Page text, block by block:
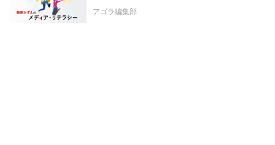
アゴラ編集部